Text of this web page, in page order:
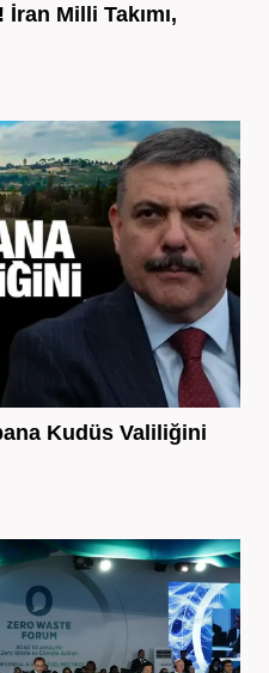
Milli Takımı,
Kudüs Valiliğini